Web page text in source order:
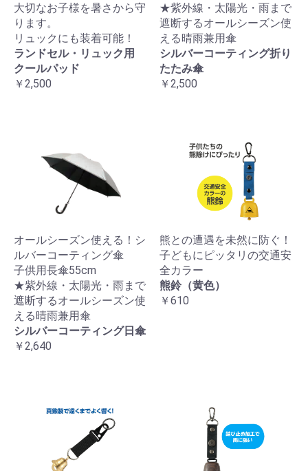
大切なお子様を暑さから守
ります。
リュックにも装着可能！
ランドセル・リュック用
クールパッド
￥2,500
★紫外線・太陽光・雨まで
遮断するオールシーズン使
える晴雨兼用傘
シルバーコーティング折り
たたみ傘
￥2,500
オールシーズン使える！シ
ルバーコーティング傘
子供用長傘55cm
★紫外線・太陽光・雨まで
遮断するオールシーズン使
える晴雨兼用傘
シルバーコーティング日傘
￥2,640
熊との遭遇を未然に防ぐ！
子どもにピッタリの交通安
全カラー
熊鈴（黄色）
￥610